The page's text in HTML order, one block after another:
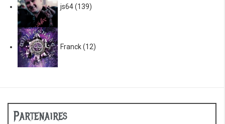
js64(139)
Franck(12)
Partenaires